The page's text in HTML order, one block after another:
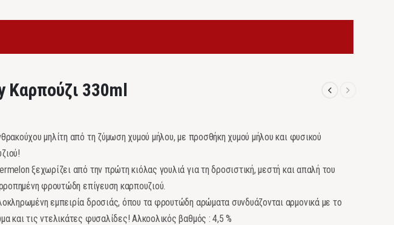
Καρπούζι 330ml
μηλίτη από τη ζύμωση χυμού μήλου, με προσθήκη χυμού μήλου και φυσικού
ξεχωρίζει από την πρώτη κιόλας γουλιά για τη δροσιστική, μεστή και απαλή του
φρουτώδη επίγευση καρπουζιού.
εμπειρία δροσιάς, όπου τα φρουτώδη αρώματα συνδυάζονται αρμονικά με το
και τις ντελικάτες φυσαλίδες! Αλκοολικός βαθμός : 4,5 %